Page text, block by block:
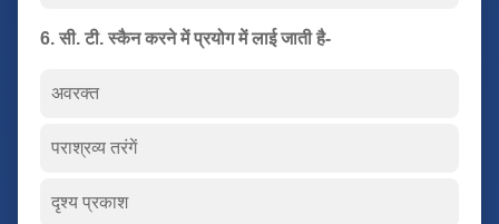
6. सी. टी. स्कैन करने में प्रयोग में लाई जाती है-
अवरक्त
पराश्रव्य तरंगें
दृश्य प्रकाश